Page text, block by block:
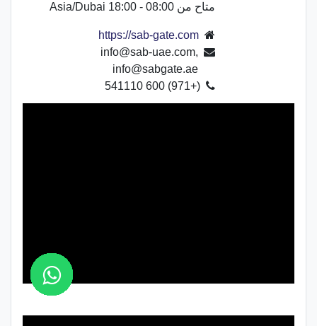
متاح من 08:00 - 18:00 Asia/Dubai
https://sab-gate.com
info@sab-uae.com,
info@sabgate.ae
(+971) 600 541110